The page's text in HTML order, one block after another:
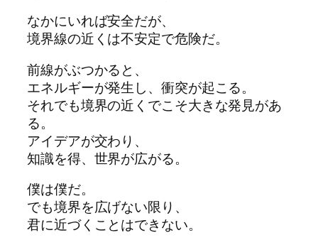
なかにいれば安全だが、
境界線の近くは不安定で危険だ。
前線がぶつかると、
エネルギーが発生し、衝突が起こる。
それでも境界の近くでこそ大きな発見があ
る。
アイデアが交わり、
知識を得、世界が広がる。
僕は僕だ。
でも境界を広げない限り、
君に近づくことはできない。